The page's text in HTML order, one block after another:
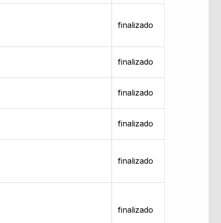
finalizado
finalizado
finalizado
finalizado
finalizado
finalizado